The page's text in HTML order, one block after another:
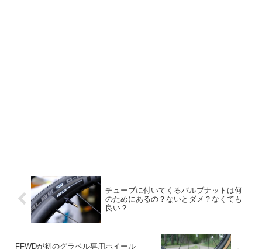
チューブに付いてくるバルブナットは何
のためにあるの？ないとダメ？なくても
良い？
FFWDが初のグラベル専用ホイール